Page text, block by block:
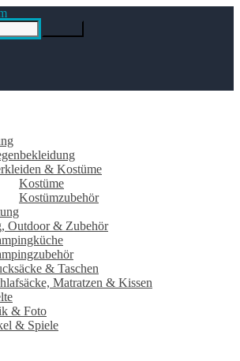
& Kostüme
Kostüme
Kostümzubehör
Outdoor & Zubehör
& Taschen
Matratzen & Kissen
& Foto
& Spiele